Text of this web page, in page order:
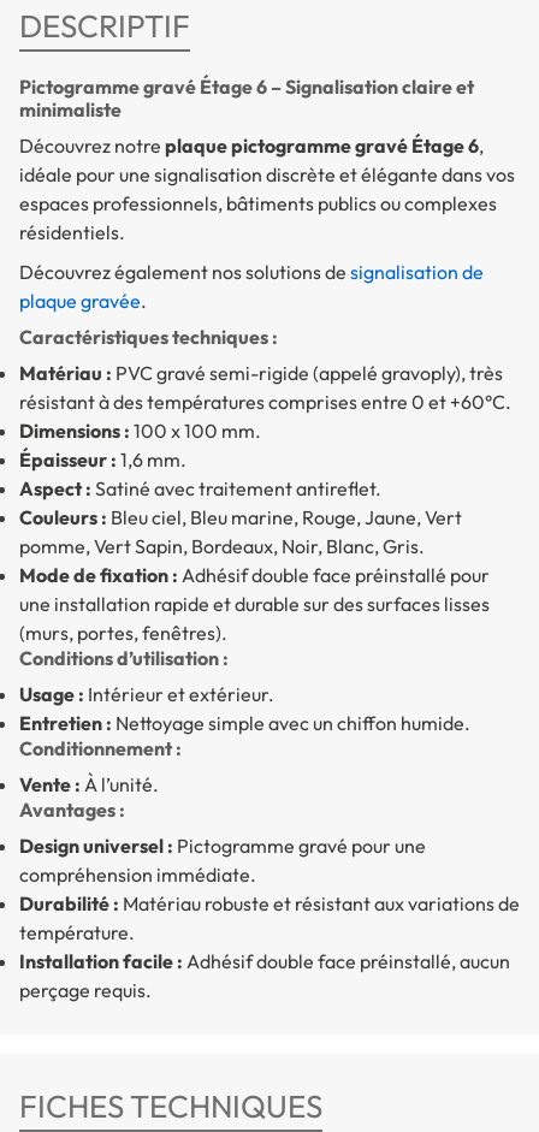
DESCRIPTIF
Pictogramme gravé Étage 6 – Signalisation claire et
minimaliste
Découvrez notre plaque pictogramme gravé Étage 6,
idéale pour une signalisation discrète et élégante dans vos
espaces professionnels, bâtiments publics ou complexes
résidentiels.
Découvrez également nos solutions de signalisation de
plaque gravée.
Caractéristiques techniques :
Matériau : PVC gravé semi-rigide (appelé gravoply), très
résistant à des températures comprises entre 0 et +60°C.
Dimensions : 100 x 100 mm.
Épaisseur : 1,6 mm.
Aspect : Satiné avec traitement antireflet.
Couleurs : Bleu ciel, Bleu marine, Rouge, Jaune, Vert
pomme, Vert Sapin, Bordeaux, Noir, Blanc, Gris.
Mode de fixation : Adhésif double face préinstallé pour
une installation rapide et durable sur des surfaces lisses
(murs, portes, fenêtres).
Conditions d’utilisation :
Usage : Intérieur et extérieur.
Entretien : Nettoyage simple avec un chiffon humide.
Conditionnement :
Vente : À l’unité.
Avantages :
Design universel : Pictogramme gravé pour une
compréhension immédiate.
Durabilité : Matériau robuste et résistant aux variations de
température.
Installation facile : Adhésif double face préinstallé, aucun
perçage requis.
FICHES TECHNIQUES